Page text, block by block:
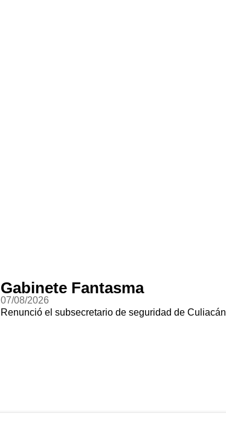
Gabinete Fantasma
07/08/2026
Renunció el subsecretario de seguridad de Culiacán